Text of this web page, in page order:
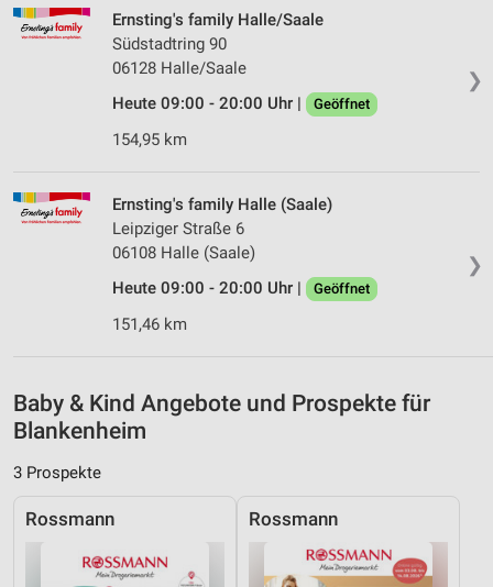
❯
Ernsting's family Halle/Saale
Südstadtring 90
06128 Halle/Saale
Heute 09:00 - 20:00 Uhr |
Geöffnet
154,95 km
❯
Ernsting's family Halle (Saale)
Leipziger Straße 6
06108 Halle (Saale)
Heute 09:00 - 20:00 Uhr |
Geöffnet
151,46 km
Baby & Kind Angebote und Prospekte für
Blankenheim
3 Prospekte
Rossmann Rossmann
Messung der Werbeleistung
Messung der Performance von Inhalten
Analyse von Zielgruppen durch Statistiken oder
Kombinationen von Daten aus verschiedenen
Entwicklung und Verbesserung der Angebote
Verwendung reduzierter Daten zur Auswahl von
IAB-Besonderheiten:
Verwendung genauer Standortdaten
Informationen identifizieren
Nicht-IAB-Verarbeitungszwecke: